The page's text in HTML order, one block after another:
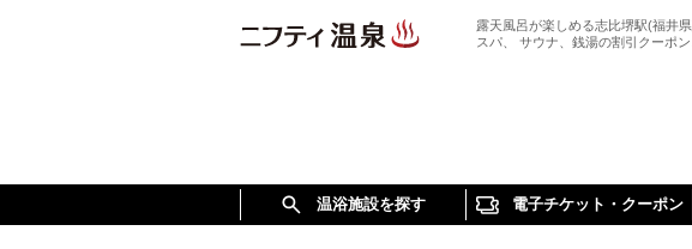
露天風呂が楽しめる志比堺駅(福井
スパ、 サウナ、銭湯の割引クーポ
温浴施設を探す 電子チケット・クーポン